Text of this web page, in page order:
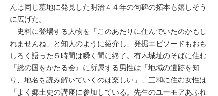
んは同じ墓地に発見した明治４４年の句碑の拓本も嬉しそう
に広げた。
史料に登場する人物を「このあたりに住んでいたのかもし
れませんね」と知人のように紹介し、発掘エピソードもおも
しろく語った５時間は瞬く間に終了。有木城址のそばに住む
『総の国をかたる会』に所属する男性は「地域の遺跡を知
り、地名を読み解いていくのは楽しい」、三和に住む女性は
「よく郷土史の講座に参加している。先生のユーモアあふれ